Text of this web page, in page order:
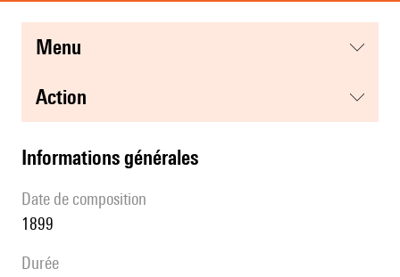
menu
action
informations générales
date de composition
1899
durée